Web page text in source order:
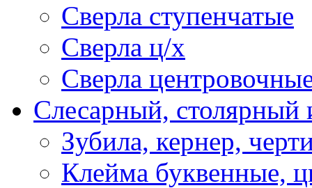
Сверла ступенчатые
Сверла ц/х
Сверла
Слесарный, столярный
Зубила, кернер,
Клейма буквенные,